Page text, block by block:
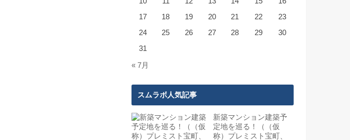
17
18 19 20 21 22
23
24
25 26 27 28 29
30
31
« 7月
スムラボ人気記事
新築マンション建築予
定地を巡る！（（仮
称）プレミスト宝町、